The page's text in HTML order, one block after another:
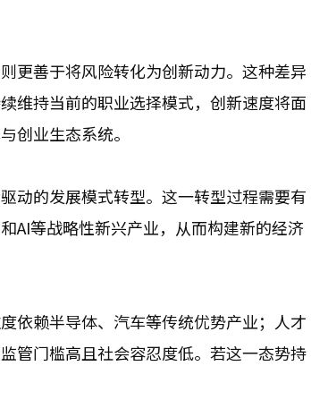
更善于将风险转化为创新动力。这种差异
维持当前的职业选择模式，创新速度将面
创业生态系统。
动的发展模式转型。这一转型过程需要有
AI等战略性新兴产业，从而构建新的经济
依赖半导体、汽车等传统优势产业；人才
管门槛高且社会容忍度低。若这一态势持